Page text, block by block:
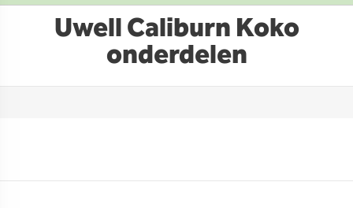
Uwell Caliburn Koko
onderdelen